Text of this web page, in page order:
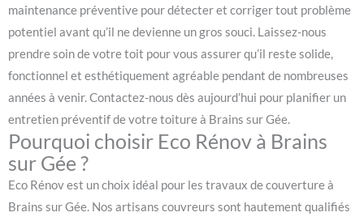
maintenance préventive pour détecter et corriger tout problème
potentiel avant qu’il ne devienne un gros souci. Laissez-nous
prendre soin de votre toit pour vous assurer qu’il reste solide,
fonctionnel et esthétiquement agréable pendant de nombreuses
années à venir. Contactez-nous dès aujourd’hui pour planifier un
entretien préventif de votre toiture à Brains sur Gée.
Pourquoi choisir Eco Rénov à Brains
sur Gée ?
Eco Rénov est un choix idéal pour les travaux de couverture à
Brains sur Gée. Nos artisans couvreurs sont hautement qualifiés